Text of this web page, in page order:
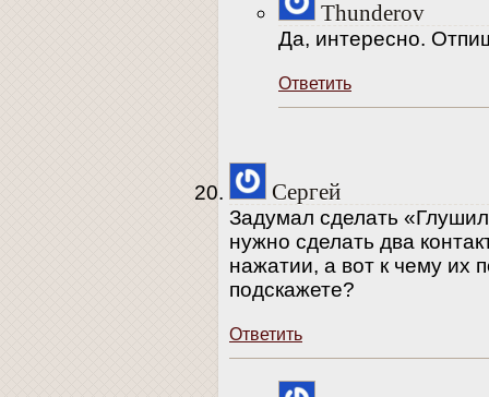
Thunderov
Да, интересно.
Ответить
Сергей
Задумал сделать
нужно сделать два
нажатии, а вот к чему их
подскажете?
Ответить